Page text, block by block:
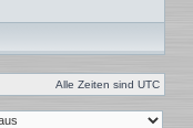
Alle Zeiten sind UTC